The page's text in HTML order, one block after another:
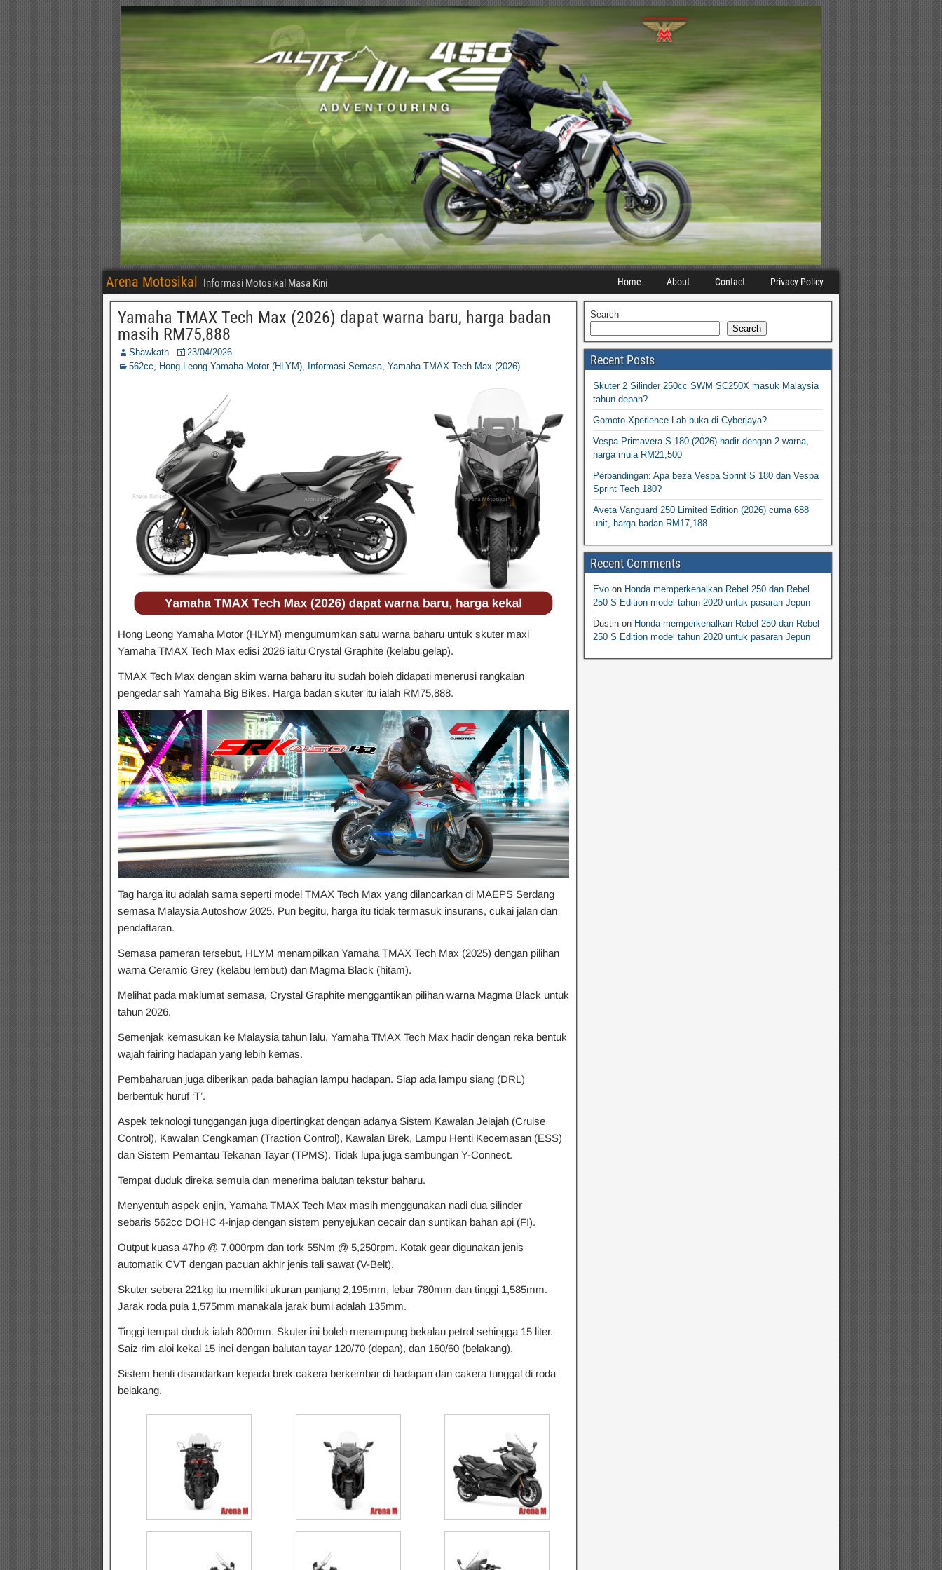
Arena Motosikal Informasi Motosikal Masa Kini Home About Contact Privacy Policy
Yamaha TMAX Tech Max (2026) dapat warna baru, harga badan
masih RM75,888
Shawkath
23/04/2026
562cc, Hong Leong Yamaha Motor (HLYM), Informasi Semasa, Yamaha TMAX Tech Max (2026)
Hong Leong Yamaha Motor (HLYM) mengumumkan satu warna baharu untuk skuter maxi
Yamaha TMAX Tech Max edisi 2026 iaitu Crystal Graphite (kelabu gelap).
TMAX Tech Max dengan skim warna baharu itu sudah boleh didapati menerusi rangkaian
pengedar sah Yamaha Big Bikes. Harga badan skuter itu ialah RM75,888.
Tag harga itu adalah sama seperti model TMAX Tech Max yang dilancarkan di MAEPS Serdang
semasa Malaysia Autoshow 2025. Pun begitu, harga itu tidak termasuk insurans, cukai jalan dan
pendaftaran.
Semasa pameran tersebut, HLYM menampilkan Yamaha TMAX Tech Max (2025) dengan pilihan
warna Ceramic Grey (kelabu lembut) dan Magma Black (hitam).
Melihat pada maklumat semasa, Crystal Graphite menggantikan pilihan warna Magma Black untuk
tahun 2026.
Semenjak kemasukan ke Malaysia tahun lalu, Yamaha TMAX Tech Max hadir dengan reka bentuk
wajah fairing hadapan yang lebih kemas.
Pembaharuan juga diberikan pada bahagian lampu hadapan. Siap ada lampu siang (DRL)
berbentuk huruf ‘T’.
Aspek teknologi tunggangan juga dipertingkat dengan adanya Sistem Kawalan Jelajah (Cruise
Control), Kawalan Cengkaman (Traction Control), Kawalan Brek, Lampu Henti Kecemasan (ESS)
dan Sistem Pemantau Tekanan Tayar (TPMS). Tidak lupa juga sambungan Y-Connect.
Tempat duduk direka semula dan menerima balutan tekstur baharu.
Menyentuh aspek enjin, Yamaha TMAX Tech Max masih menggunakan nadi dua silinder
sebaris 562cc DOHC 4-injap dengan sistem penyejukan cecair dan suntikan bahan api (FI).
Output kuasa 47hp @ 7,000rpm dan tork 55Nm @ 5,250rpm. Kotak gear digunakan jenis
automatik CVT dengan pacuan akhir jenis tali sawat (V-Belt).
Skuter sebera 221kg itu memiliki ukuran panjang 2,195mm, lebar 780mm dan tinggi 1,585mm.
Jarak roda pula 1,575mm manakala jarak bumi adalah 135mm.
Tinggi tempat duduk ialah 800mm. Skuter ini boleh menampung bekalan petrol sehingga 15 liter.
Saiz rim aloi kekal 15 inci dengan balutan tayar 120/70 (depan), dan 160/60 (belakang).
Sistem henti disandarkan kepada brek cakera berkembar di hadapan dan cakera tunggal di roda
belakang.
Search
Search
Recent Posts
Skuter 2 Silinder 250cc SWM SC250X masuk Malaysia
tahun depan?
Gomoto Xperience Lab buka di Cyberjaya?
Vespa Primavera S 180 (2026) hadir dengan 2 warna,
harga mula RM21,500
Perbandingan: Apa beza Vespa Sprint S 180 dan Vespa
Sprint Tech 180?
Aveta Vanguard 250 Limited Edition (2026) cuma 688
unit, harga badan RM17,188
Recent Comments
Evo on Honda memperkenalkan Rebel 250 dan Rebel
250 S Edition model tahun 2020 untuk pasaran Jepun
Dustin on Honda memperkenalkan Rebel 250 dan Rebel
250 S Edition model tahun 2020 untuk pasaran Jepun